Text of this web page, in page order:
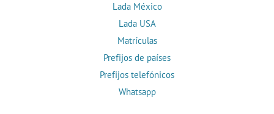
Lada México
Lada USA
Matrículas
Prefijos de países
Prefijos telefónicos
Whatsapp